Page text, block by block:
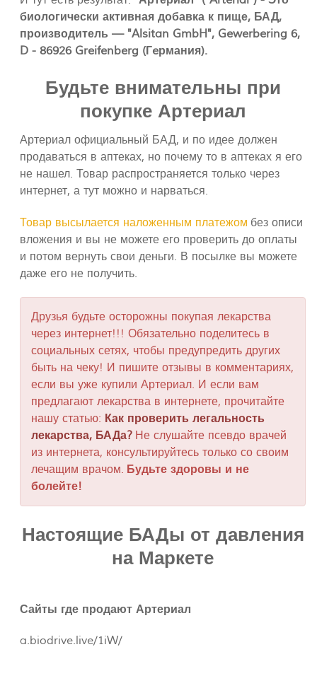
биологически активная добавка к пище, БАД,
производитель — "Alsitan GmbH", Gewerbering 6,
D - 86926 Greifenberg (Гeрмания).
Будьте внимательны при
покупке Артериал
Артериал официальный БАД, и по идее должен
продаваться в аптеках, но почему то в аптеках я его
не нашел. Товар распространяется только через
интернет, а тут можно и нарваться.
Товар высылается наложенным платежом без описи
вложения и вы не можете его проверить до оплаты
и потом вернуть свои деньги. В посылке вы можете
даже его не получить.
Друзья будьте осторожны покупая лекарства
через интернет!!! Обязательно поделитесь в
социальных сетях, чтобы предупредить других
быть на чеку! И пишите отзывы в комментариях,
если вы уже купили Артериал. И если вам
предлагают лекарства в интернете, прочитайте
нашу статью: Как проверить легальность
лекарства, БАДа? Не слушайте псевдо врачей
из интернета, консультируйтесь только со своим
лечащим врачом. Будьте здоровы и не
болейте!
Настоящие БАДы от давления
на Маркете
Сайты где продают Артериал
a.biodrive.live/1iW/